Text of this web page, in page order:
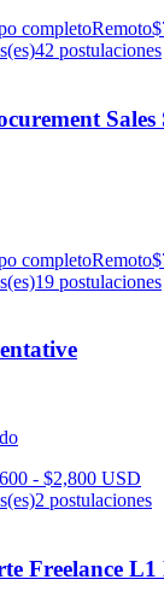
completoRemoto
42 postulaciones
Sales
completoRemoto
19 postulaciones
- $2,800 USD
2 postulaciones
Freelance L1